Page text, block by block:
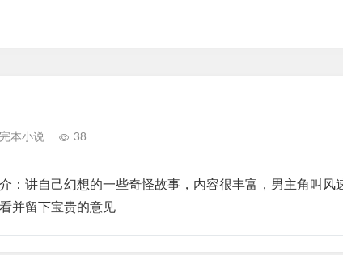
完本小说 38
：讲自己幻想的一些奇怪故事，内容很丰富，男主角叫风
并留下宝贵的意见